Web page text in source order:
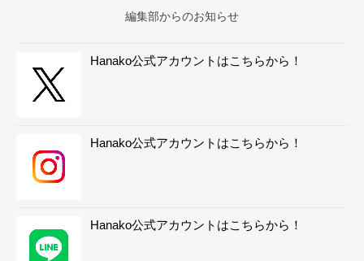
編集部からのお知らせ
Hanako公式アカウントはこちらから！
Hanako公式アカウントはこちらから！
Hanako公式アカウントはこちらから！